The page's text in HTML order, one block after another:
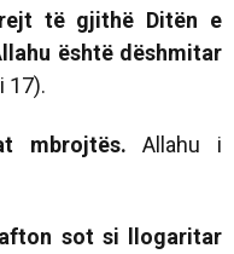
të gjithë Ditën e
është dëshmitar
17).
mbrojtës.Allahu i
sot si llogaritar